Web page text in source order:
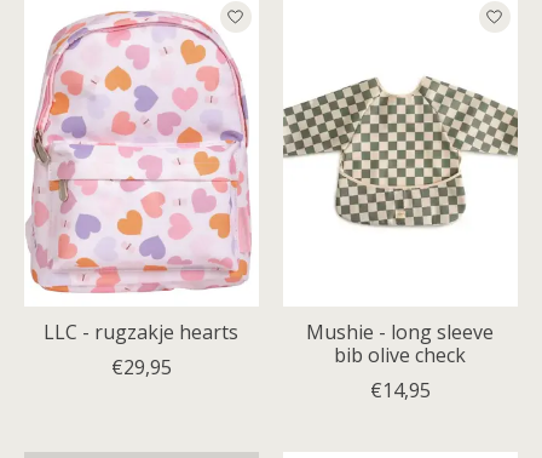
LLC - rugzakje hearts
€29,95
Mushie - long sleeve
bib olive check
€14,95